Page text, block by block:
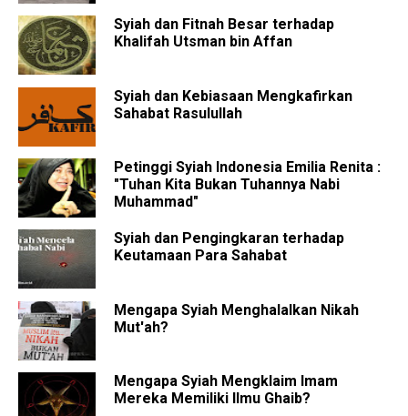
Syiah dan Fitnah Besar terhadap
Khalifah Utsman bin Affan
Syiah dan Kebiasaan Mengkafirkan
Sahabat Rasulullah
Petinggi Syiah Indonesia Emilia Renita :
"Tuhan Kita Bukan Tuhannya Nabi
Muhammad"
Syiah dan Pengingkaran terhadap
Keutamaan Para Sahabat
Mengapa Syiah Menghalalkan Nikah
Mut'ah?
Mengapa Syiah Mengklaim Imam
Mereka Memiliki Ilmu Ghaib?